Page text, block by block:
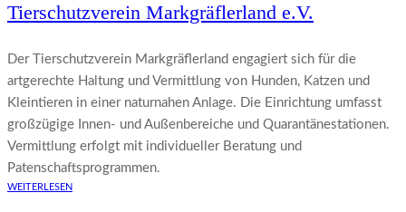
Tierschutzverein Markgräflerland e.V.
Der Tierschutzverein Markgräflerland engagiert sich für die
artgerechte Haltung und Vermittlung von Hunden, Katzen und
Kleintieren in einer naturnahen Anlage. Die Einrichtung umfasst
großzügige Innen- und Außenbereiche und Quarantänestationen.
Vermittlung erfolgt mit individueller Beratung und
Patenschaftsprogrammen.
WEITERLESEN